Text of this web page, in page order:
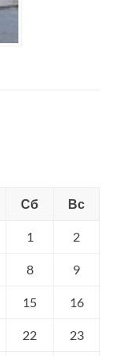
Сб Вс
1 2
8 9
15 16
22 23